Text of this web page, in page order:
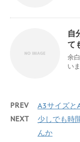
自
て
余
い
PREV A3サイズと
NEXT
少しでも時
んか